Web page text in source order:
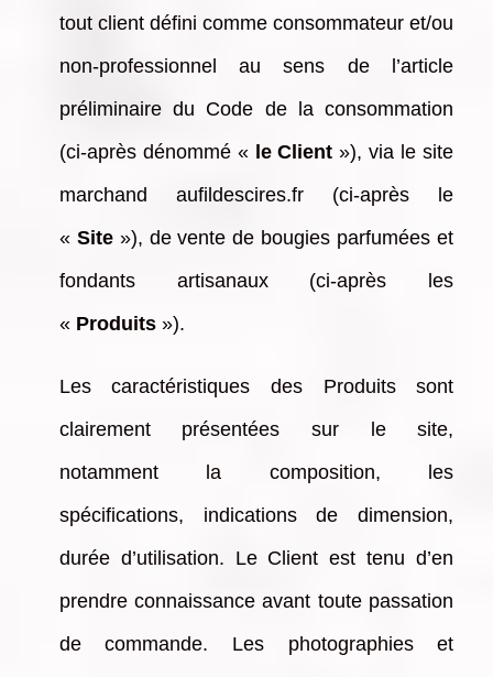
tout client défini comme consommateur et/ou
non-professionnel au sens de l’article
préliminaire du Code de la consommation
(ci-après dénommé « le Client »), via le site
marchand aufildescires.fr (ci-après le
« Site»), de vente de bougies parfumées et
fondants artisanaux (ci-après les
« Produits»).
Les caractéristiques des Produits sont
clairement présentées sur le site,
notamment la composition, les
spécifications, indications de dimension,
durée d’utilisation. Le Client est tenu d’en
prendre connaissance avant toute passation
de commande. Les photographies et